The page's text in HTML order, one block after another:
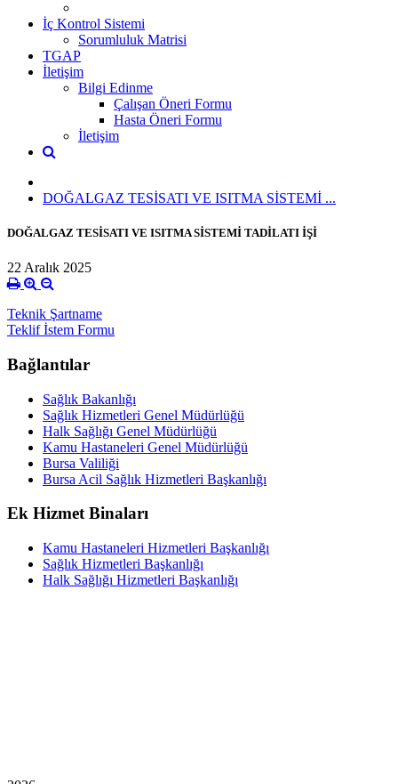
İç Kontrol Sistemi
Sorumluluk Matrisi
TGAP
İletişim
Bilgi Edinme
Çalışan Öneri Formu
Hasta Öneri Formu
İletişim
DOĞALGAZ TESİSATI VE ISITMA SİSTEMİ ...
DOĞALGAZ TESİSATI VE ISITMA SİSTEMİ TADİLATI İŞİ
22 Aralık 2025
Teknik Şartname
Teklif İstem Formu
Bağlantılar
Sağlık Bakanlığı
Sağlık Hizmetleri Genel Müdürlüğü
Halk Sağlığı Genel Müdürlüğü
Kamu Hastaneleri Genel Müdürlüğü
Bursa Valiliği
Bursa Acil Sağlık Hizmetleri Başkanlığı
Ek Hizmet Binaları
Kamu Hastaneleri Hizmetleri Başkanlığı
Sağlık Hizmetleri Başkanlığı
Halk Sağlığı Hizmetleri Başkanlığı